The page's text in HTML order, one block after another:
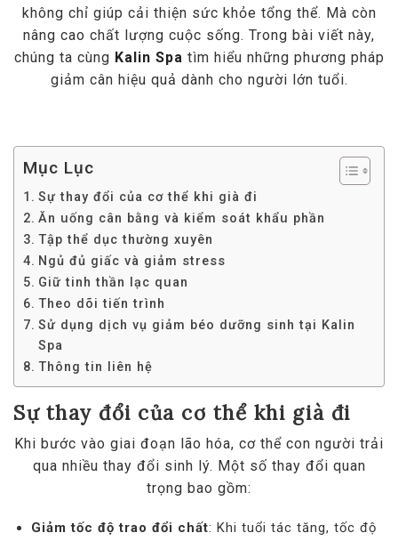
không chỉ giúp cải thiện sức khỏe tổng thể. Mà còn
nâng cao chất lượng cuộc sống. Trong bài viết này,
chúng ta cùng Kalin Spa tìm hiểu những phương pháp
giảm cân hiệu quả dành cho người lớn tuổi.
Mục Lục
Sự thay đổi của cơ thể khi già đi
Ăn uống cân bằng và kiểm soát khẩu phần
Tập thể dục thường xuyên
Ngủ đủ giấc và giảm stress
Giữ tinh thần lạc quan
Theo dõi tiến trình
Sử dụng dịch vụ giảm béo dưỡng sinh tại Kalin
Spa
Thông tin liên hệ
Sự thay đổi của cơ thể khi già đi
Khi bước vào giai đoạn lão hóa, cơ thể con người trải
qua nhiều thay đổi sinh lý. Một số thay đổi quan
trọng bao gồm:
Giảm tốc độ trao đổi chất: Khi tuổi tác tăng, tốc độ